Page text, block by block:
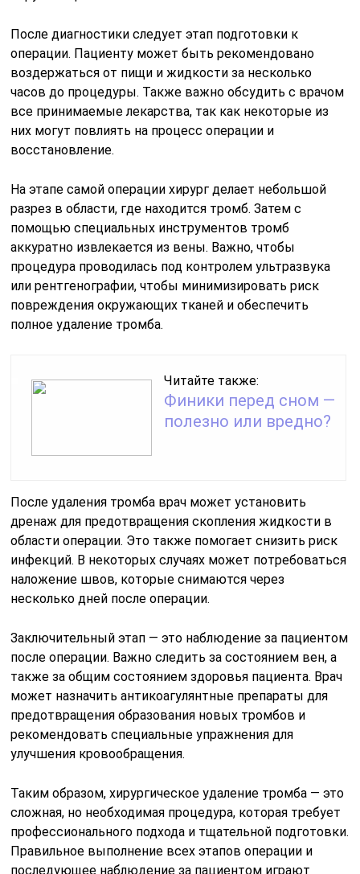
После диагностики следует этап подготовки к
операции. Пациенту может быть рекомендовано
воздержаться от пищи и жидкости за несколько
часов до процедуры. Также важно обсудить с врачом
все принимаемые лекарства, так как некоторые из
них могут повлиять на процесс операции и
восстановление.
На этапе самой операции хирург делает небольшой
разрез в области, где находится тромб. Затем с
помощью специальных инструментов тромб
аккуратно извлекается из вены. Важно, чтобы
процедура проводилась под контролем ультразвука
или рентгенографии, чтобы минимизировать риск
повреждения окружающих тканей и обеспечить
полное удаление тромба.
Читайте также:
Финики перед сном —
полезно или вредно?
После удаления тромба врач может установить
дренаж для предотвращения скопления жидкости в
области операции. Это также помогает снизить риск
инфекций. В некоторых случаях может потребоваться
наложение швов, которые снимаются через
несколько дней после операции.
Заключительный этап — это наблюдение за пациентом
после операции. Важно следить за состоянием вен, а
также за общим состоянием здоровья пациента. Врач
может назначить антикоагулянтные препараты для
предотвращения образования новых тромбов и
рекомендовать специальные упражнения для
улучшения кровообращения.
Таким образом, хирургическое удаление тромба — это
сложная, но необходимая процедура, которая требует
профессионального подхода и тщательной подготовки.
Правильное выполнение всех этапов операции и
последующее наблюдение за пациентом играют